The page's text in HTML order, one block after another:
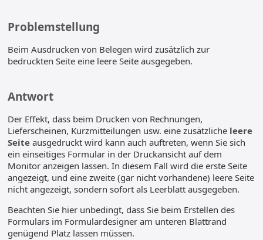
Problemstellung
Beim Ausdrucken von Belegen wird zusätzlich zur
bedruckten Seite eine leere Seite ausgegeben.
Antwort
Der Effekt, dass beim Drucken von Rechnungen,
Lieferscheinen, Kurzmitteilungen usw. eine zusätzliche leere
Seite ausgedruckt wird kann auch auftreten, wenn Sie sich
ein einseitiges Formular in der Druckansicht auf dem
Monitor anzeigen lassen. In diesem Fall wird die erste Seite
angezeigt, und eine zweite (gar nicht vorhandene) leere Seite
nicht angezeigt, sondern sofort als Leerblatt ausgegeben.
Beachten Sie hier unbedingt, dass Sie beim Erstellen des
Formulars im Formulardesigner am unteren Blattrand
genügend Platz lassen müssen.